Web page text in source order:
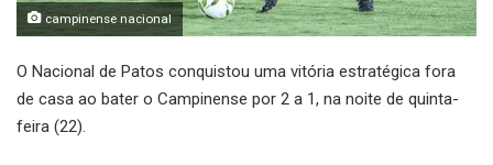
campinense nacional
O Nacional de Patos conquistou uma vitória estratégica fora
de casa ao bater o Campinense por 2 a 1, na noite de quinta-
feira (22).